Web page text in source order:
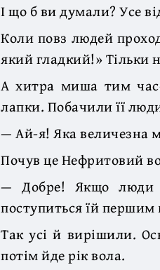
І що б ви думали? Усе
Коли повз людей
який гладкий!» Тільки
А хитра миша тим
лапки. Побачили її
— Ай-я! Яка величезна
Почув це Нефритовий
— Добре! Якщо люди
поступиться їй
Так усі й вирішили.
потім йде рік вола.